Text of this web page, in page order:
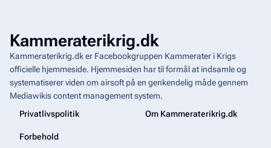
Kammeraterikrig.dk
Kammeraterikrig.dk er Facebookgruppen Kammerater i Krigs
officielle hjemmeside. Hjemmesiden har til formål at indsamle og
systematiserer viden om airsoft på en genkendelig måde gennem
Mediawikiscontent management system.
Privatlivspolitik
Om Kammeraterikrig.dk
Forbehold